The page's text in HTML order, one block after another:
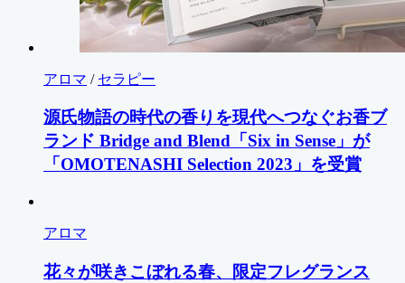
アロマ / セラピー
源氏物語の時代の香りを現代へつなぐお香ブ
ランド Bridge and Blend「Six in Sense」が
「OMOTENASHI Selection 2023」を受賞
アロマ
花々が咲きこぼれる春、限定フレグランス